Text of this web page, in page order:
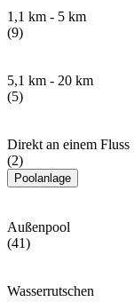
1,1 km - 5 km
(9)
5,1 km - 20 km
(5)
Direkt an einem Fluss
(2)
Poolanlage
Außenpool
(41)
Wasserrutschen